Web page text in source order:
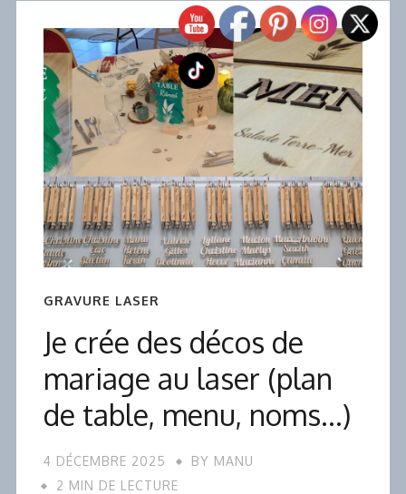
GRAVURE LASER
Je crée des décos de
mariage au laser (plan
de table, menu, noms…)
4 DÉCEMBRE 2025 BY MANU
2 MIN DE LECTURE